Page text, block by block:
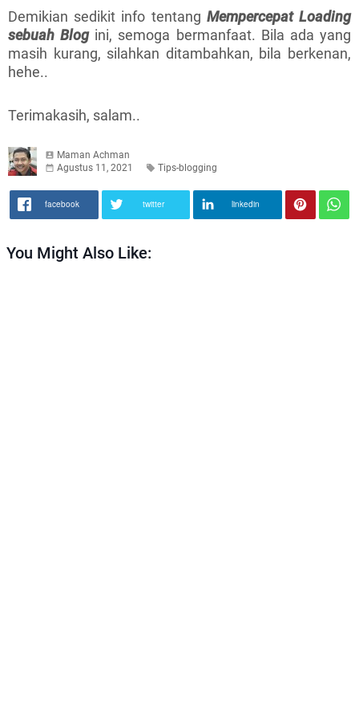
Demikian sedikit info tentang Mempercepat Loading
sebuah Blogini, semoga bermanfaat. Bila ada yang
masih kurang, silahkan ditambahkan, bila berkenan,
hehe..
Terimakasih, salam..
Maman Achman
Agustus 11, 2021
Tips-blogging
facebook twitter linkedin
You Might Also Like: